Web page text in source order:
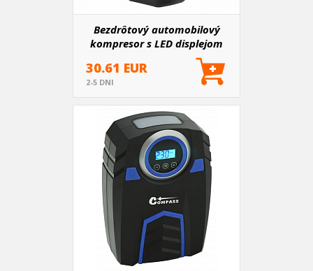
Bezdrôtový automobilový
kompresor s LED displejom
40W USB-C ACOMP-25 AMIO-
04414
30.61 EUR
2-5 DNI